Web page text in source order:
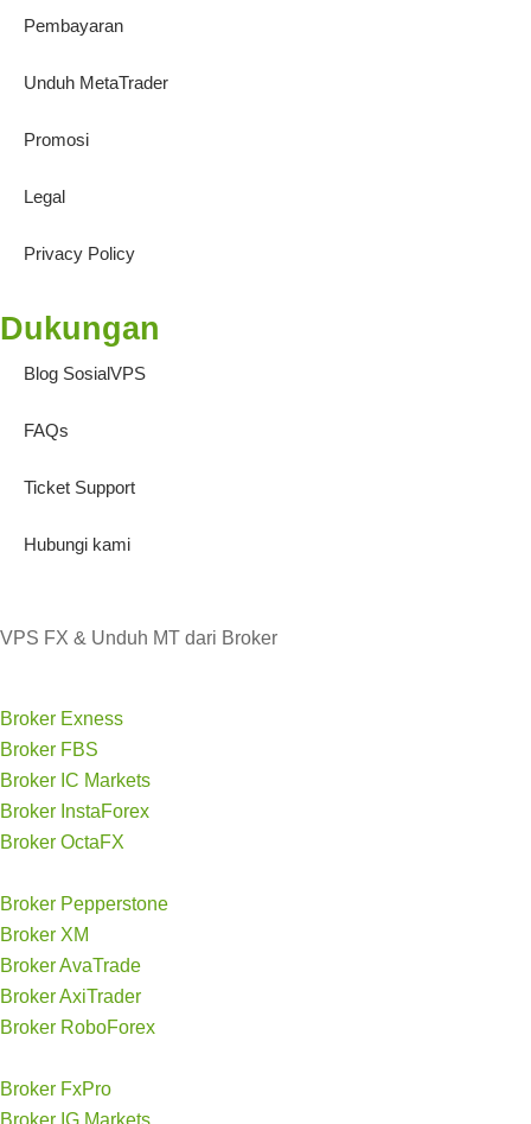
Pembayaran
Unduh MetaTrader
Promosi
Legal
Privacy Policy
Dukungan
Blog SosialVPS
FAQs
Ticket Support
Hubungi kami
VPS FX & Unduh MT dari Broker
Broker Exness
Broker FBS
Broker IC Markets
Broker InstaForex
Broker OctaFX
Broker Pepperstone
Broker XM
Broker AvaTrade
Broker AxiTrader
Broker RoboForex
Broker FxPro